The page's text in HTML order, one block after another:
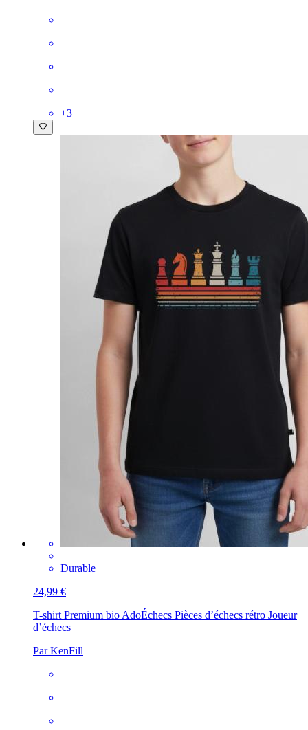
+3
Durable
24,99 €
T-shirt Premium bio AdoÉchecs Pièces d’échecs rétro Joueur
d’échecs
Par KenFill